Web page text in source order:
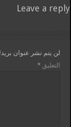
Leave a reply
لن يتم نشر عنوان
التعليق*